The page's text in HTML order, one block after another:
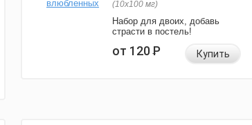
(10х100 мг)
Набор для двоих, добавь
страсти в постель!
от 120Р Купить